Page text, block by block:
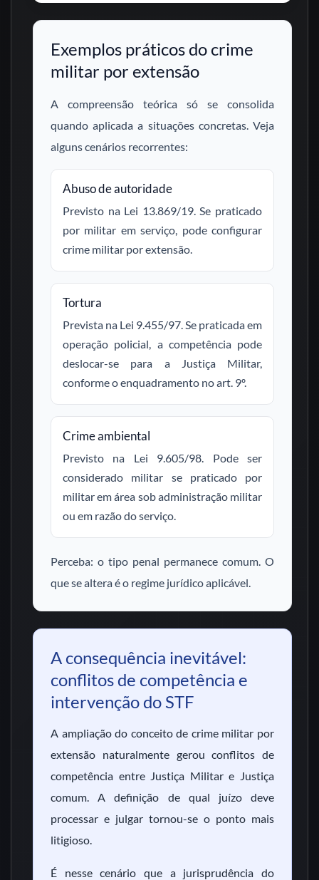
Exemplos práticos do crime
militar por extensão
A compreensão teórica só se consolida
quando aplicada a situações concretas. Veja
alguns cenários recorrentes:
Abuso de autoridade
Previsto na Lei 13.869/19. Se praticado
por militar em serviço, pode configurar
crime militar por extensão.
Tortura
Prevista na Lei 9.455/97. Se praticada em
operação policial, a competência pode
deslocar-se para a Justiça Militar,
conforme o enquadramento no art. 9º.
Crime ambiental
Previsto na Lei 9.605/98. Pode ser
considerado militar se praticado por
militar em área sob administração militar
ou em razão do serviço.
Perceba: o tipo penal permanece comum. O
que se altera é o regime jurídico aplicável.
A consequência inevitável:
conflitos de competência e
intervenção do STF
A ampliação do conceito de crime militar por
extensão naturalmente gerou conflitos de
competência entre Justiça Militar e Justiça
comum. A definição de qual juízo deve
processar e julgar tornou-se o ponto mais
litigioso.
É nesse cenário que a jurisprudência do